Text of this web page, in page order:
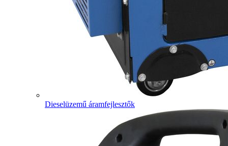
Dieselüzemű áramfejlesztők